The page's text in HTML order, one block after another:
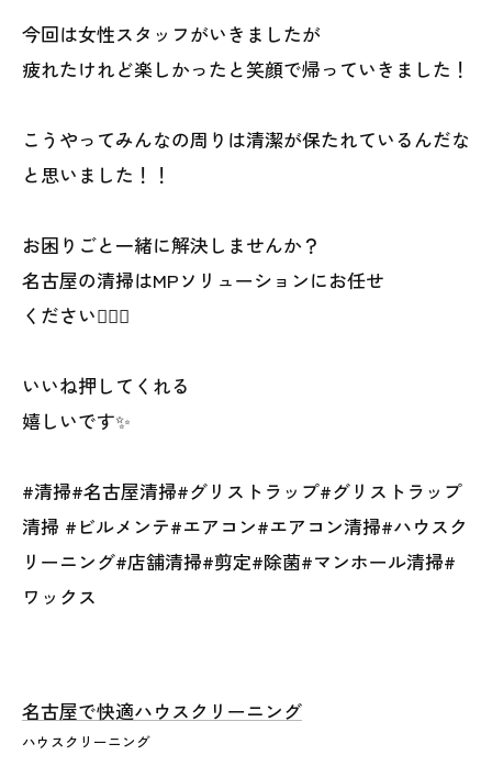
今回は女性スタッフがいきましたが
疲れたけれど楽しかったと笑顔で帰っていきました！
こうやってみんなの周りは清潔が保たれているんだな
と思いました！！
お困りごと一緒に解決しませんか？
名古屋の清掃はMPソリューションにお任せ
ください🙋‍♀️✨
いいね押してくれる
嬉しいです✨
#清掃#名古屋清掃#グリストラップ#グリストラップ
清掃 #ビルメンテ#エアコン#エアコン清掃#ハウスク
リーニング#店舗清掃#剪定#除菌#マンホール清掃#
ワックス
名古屋で快適ハウスクリーニング
ハウスクリーニング